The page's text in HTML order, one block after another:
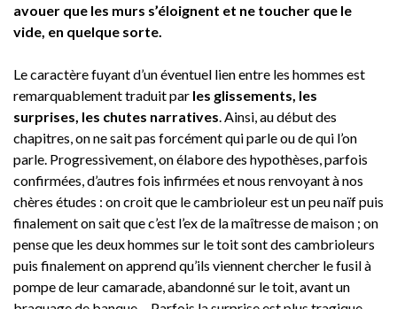
avouer que les murs s’éloignent et ne toucher que le
vide, en quelque sorte.
Le caractère fuyant d’un éventuel lien entre les hommes est
remarquablement traduit par les glissements, les
surprises, les chutes narratives . Ainsi, au début des
chapitres, on ne sait pas forcément qui parle ou de qui l’on
parle. Progressivement, on élabore des hypothèses, parfois
confirmées, d’autres fois infirmées et nous renvoyant à nos
chères études : on croit que le cambrioleur est un peu naïf puis
finalement on sait que c’est l’ex de la maîtresse de maison ; on
pense que les deux hommes sur le toit sont des cambrioleurs
puis finalement on apprend qu’ils viennent chercher le fusil à
pompe de leur camarade, abandonné sur le toit, avant un